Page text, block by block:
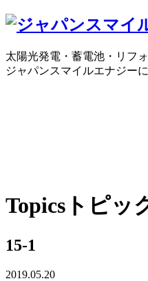
太陽光発電・蓄電池・リフ
ジャパンスマイルエナジー
Topics トピッ
15-1
2019.05.20